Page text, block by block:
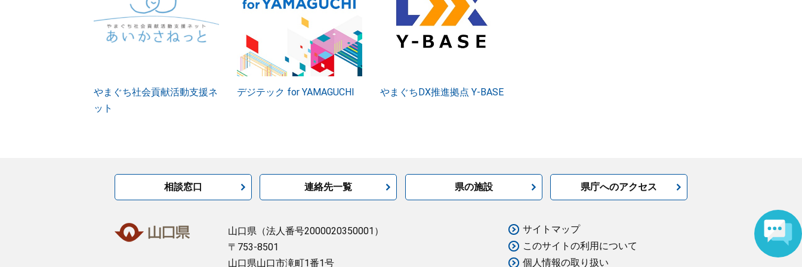
やまぐち社会貢献活動支援ネ
ット
デジテック for YAMAGUCHI やまぐちDX推進拠点 Y-BASE
相談窓口 連絡先一覧 県の施設 県庁へのアクセス
山口県 （法人番号2000020350001）
〒753-8501
山口県山口市滝町1番1号
サイトマップ
このサイトの利用について
個人情報の取り扱い